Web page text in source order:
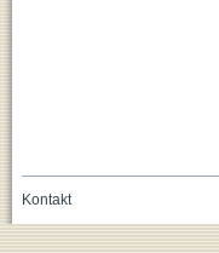
Kontakt